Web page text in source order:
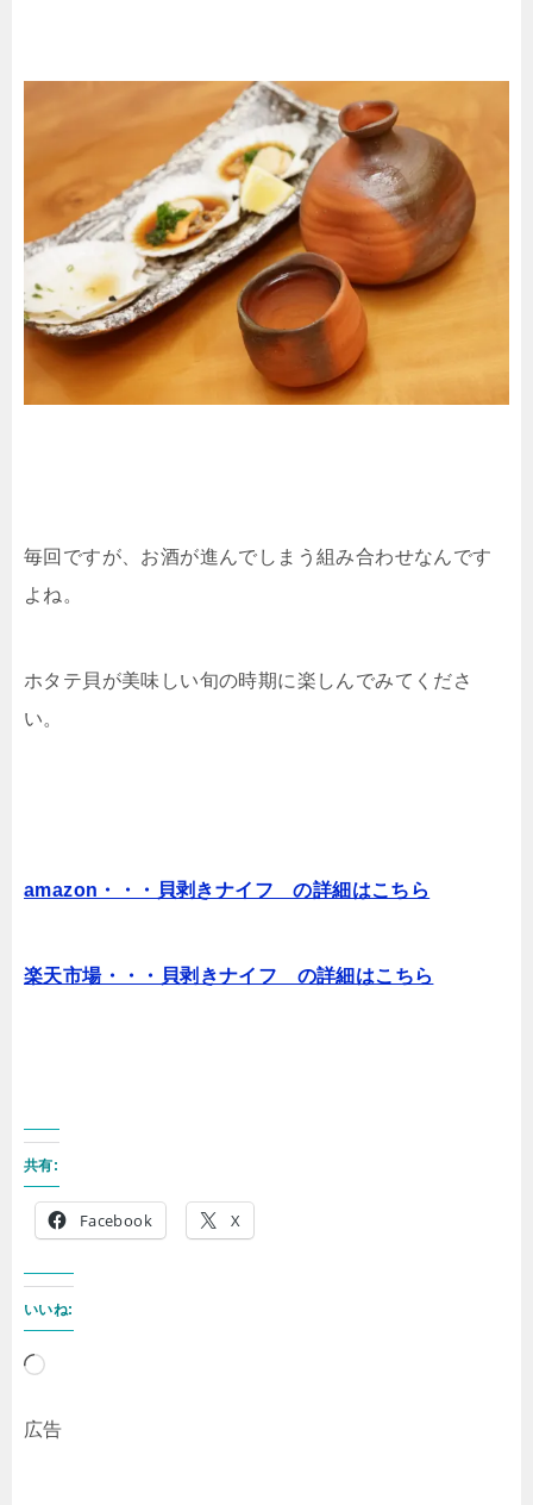
毎回ですが、お酒が進んでしまう組み合わせなんです
よね。
ホタテ貝が美味しい旬の時期に楽しんでみてくださ
い。
amazon・・・貝剥きナイフ の詳細はこちら
楽天市場・・・貝剥きナイフ の詳細はこちら
共有:
Facebook X
いいね:
読
込
広告